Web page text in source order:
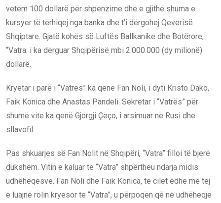
vetëm 100 dollarë për shpenzime dhe e gjithë shuma e
kursyer të tërhiqej nga banka dhe t’i dërgohej Qeverisë
Shqiptare. Gjatë kohës së Luftës Ballkanike dhe Botërore,
“Vatra: i ka dërguar Shqipërisë mbi 2.000.000 (dy milionë)
dollarë.
Kryetar i parë i “Vatrës” ka qenë Fan Noli, i dyti Kristo Dako,
Faik Konica dhe Anastas Pandeli. Sekretar i “Vatrës” për
shumë vite ka qenë Gjorgji Çeço, i arsimuar në Rusi dhe
sllavofil.
Pas shkuarjes së Fan Nolit në Shqipëri, “Vatra” filloi të bjerë
dukshëm. Vitin e kaluar te “Vatra” shpërtheu ndarja midis
udhëheqësve. Fan Noli dhe Faik Konica, të cilët edhe më tej
e luajnë rolin kryesor te “Vatra”, u përpoqën që në udhëheqje